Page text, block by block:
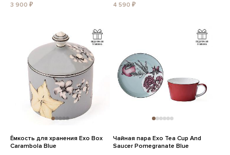
3 900 ₽
4 590 ₽
Ёмкость для хранения Exo Box
Carambola Blue
Чайная пара Exo Tea Cup And
Saucer Pomegranate Blue